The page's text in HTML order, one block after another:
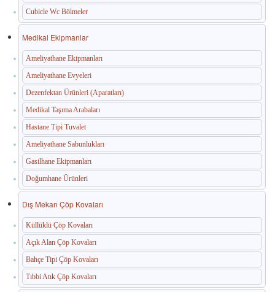
Cubicle Wc Bölmeler
Medikal Ekipmanlar
Ameliyathane Ekipmanları
Ameliyathane Evyeleri
Dezenfektan Ürünleri (Aparatları)
Medikal Taşıma Arabaları
Hastane Tipi Tuvalet
Ameliyathane Sabunlukları
Gasilhane Ekipmanları
Doğumhane Ürünleri
Dış Mekan Çöp Kovaları
Küllüklü Çöp Kovaları
Açık Alan Çöp Kovaları
Bahçe Tipi Çöp Kovaları
Tıbbi Atık Çöp Kovaları